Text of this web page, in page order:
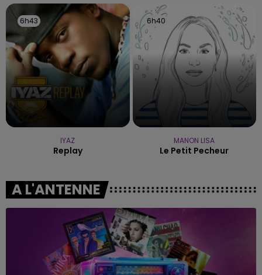
6h43
6h43
IYAZ
Replay
6h40
6h40
MANON LISA
Le Petit Pecheur
A L'ANTENNE